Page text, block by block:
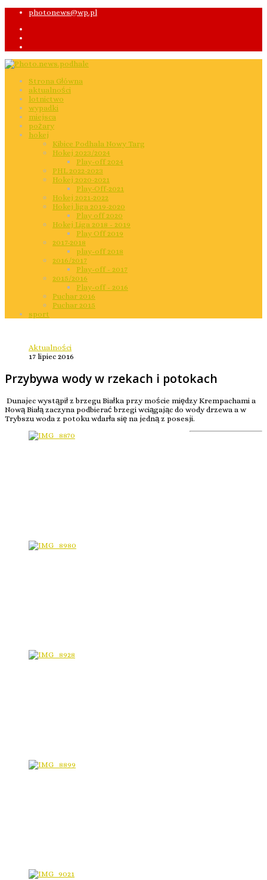
photonews@wp.pl
Strona Główna
aktualności
lotnictwo
wypadki
miejsca
pożary
hokej
Kibice Podhala Nowy Targ
Hokej 2023/2024
Play-off 2024
PHL 2022-2023
Hokej 2020-2021
Play-Off-2021
Hokej 2021-2022
Hokej liga 2019-2020
Play off 2020
Hokej Liga 2018 - 2019
Play Off 2019
2017-2018
play-off 2018
2016/2017
Play-off - 2017
2015/2016
Play-off - 2016
Puchar 2016
Puchar 2015
sport
Aktualności
17 lipiec 2016
Przybywa wody w rzekach i potokach
Dunajec wystąpił z brzegu Białka przy moście między Krempachami a
Nową Białą zaczyna podbierać brzegi wciągając do wody drzewa a w
Trybszu woda z potoku wdarła się na jedną z posesji.